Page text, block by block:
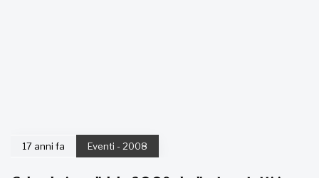
17 anni fa Eventi - 2008